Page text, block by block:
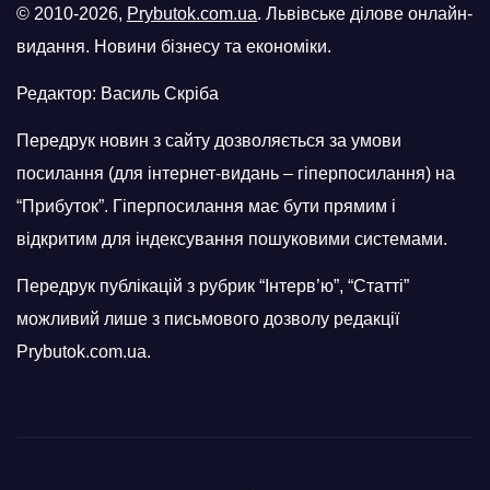
© 2010-2026, Prybutok.com.ua. Львівське ділове онлайн-
видання. Новини бізнесу та економіки.
Редактор: Василь Скріба
Передрук новин з сайту дозволяється за умови
посилання (для інтернет-видань – гіперпосилання) на
“Прибуток”. Гіперпосилання має бути прямим і
відкритим для індексування пошуковими системами.
Передрук публікацій з рубрик “Інтерв’ю”, “Статті”
можливий лише з письмового дозволу редакції
Prybutok.com.ua.